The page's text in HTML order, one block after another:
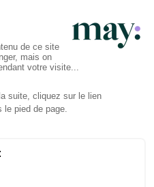
2026
d’utilisation
site